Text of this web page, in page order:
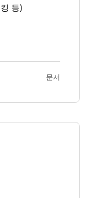
등)
문서